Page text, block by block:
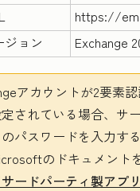
https://
ジョン
Exchange
アカウントが2要素
されている場合、サ
パスワードを入力す
のドキュメント
ードパーティ製アプ